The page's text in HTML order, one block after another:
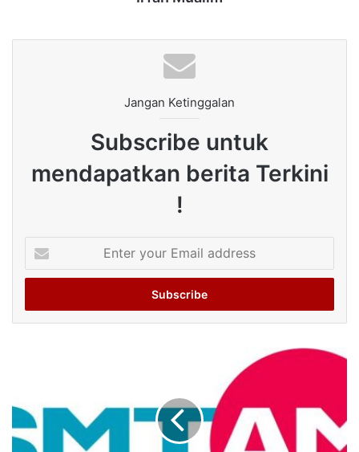
Jangan Ketinggalan
Subscribe untuk
mendapatkan berita Terkini
!
your
Email